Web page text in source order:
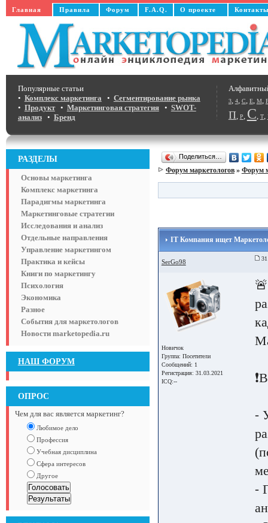
Главная Правила Форум F.A.Q. О проекте
3, 4, C, E, M,
П, Р, С, Т,
Популярные статьи
• Комплекс маркетинга • Сегментирование рынка
• Продукт• Маркетинговая стратегия• SWOT-
анализ• Бренд
РАЗДЕЛЫ
Основы маркетинга
Комплекс маркетинга
Парадигмы маркетинга
Маркетинговые стратегии
Исследования и анализ
Отдельные направления
Управление маркетингом
Практика и кейсы
Книги по маркетингу
Психология
Экономика
Разное
События для маркетологов
Новости marketopedia.ru
НАШ ФОРУМ
ОПРОС
Чем для вас является маркетинг?
Любимое дело
Профессия
Учебная дисциплина
Сфера интересов
Другое
Поделиться…
Форум маркетологов» Форум
IT Компания ищет
SerGo98 31
Новичок
Группа: Посетители
Сообщений: 1
Регистрация: 31.03.2021
ICQ:--
⁃
⁃